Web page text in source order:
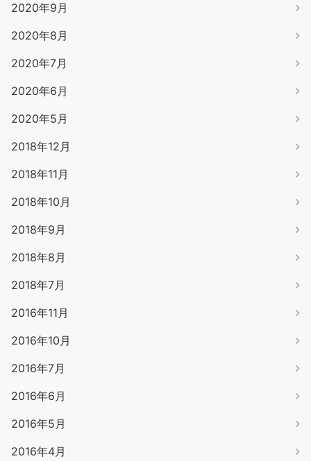
2020年9月
2020年8月
2020年7月
2020年6月
2020年5月
2018年12月
2018年11月
2018年10月
2018年9月
2018年8月
2018年7月
2016年11月
2016年10月
2016年7月
2016年6月
2016年5月
2016年4月